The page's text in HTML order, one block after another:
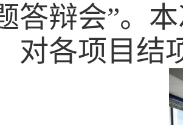
答辩会”。
对各项目结